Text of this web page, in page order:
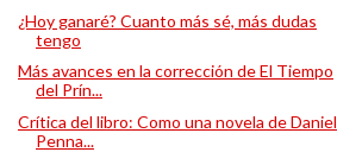
¿Hoy ganaré? Cuanto más sé, más dudas
tengo
Más avances en la corrección de El Tiempo
del Prín...
Crítica del libro: Como una novela de Daniel
Penna...